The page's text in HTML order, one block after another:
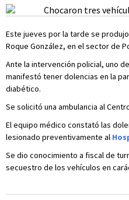
Este jueves por la tarde se
Roque González, en el sector de
Ante la intervención policial, uno
manifestó tener dolencias en la
diabético.
Se solicitó una ambulancia al
El equipo médico constató las
lesionado preventivamente al
Se dio conocimiento a fiscal de
secuestro de los vehículos en